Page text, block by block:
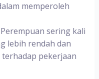
memperoleh
sering kali
lebih rendah dan
pekerjaan